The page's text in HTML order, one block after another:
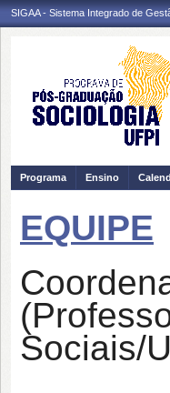
SIGAA - Sistema Integrado de
Programa Ensino
EQUIPE
Sociais/